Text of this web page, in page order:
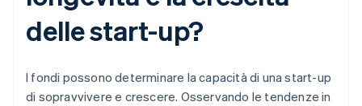
delle start-up?
I fondi possono determinare la capacità di una start-up
di sopravvivere e crescere. Osservando le tendenze in